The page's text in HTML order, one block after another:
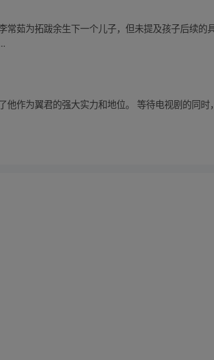
茹为拓跋余生下一个儿子，但未提及孩子后续的
作为翼君的强大实力和地位。 等待电视剧的同时